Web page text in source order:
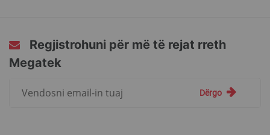
Regjistrohuni për më të rejat rreth
Megatek
Dërgo